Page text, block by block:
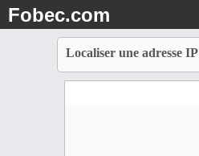
Fobec.com
Localiser une adresse IP